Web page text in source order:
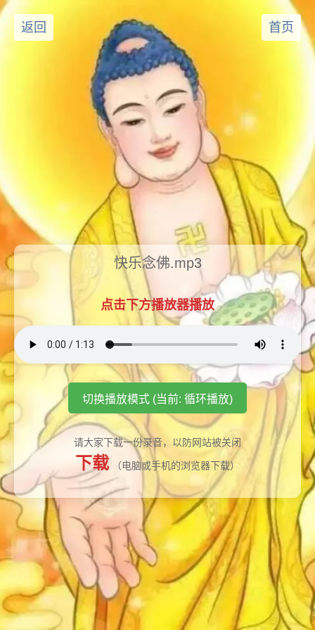
返回 首页
快乐念佛.mp3
点击下方播放器播放
切换播放模式 (当前: 循环播放)
请大家下载一份录音，以防网站被关闭
下载 （电脑或手机的浏览器下载）